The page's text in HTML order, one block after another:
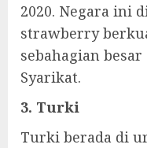
2020. Negara ini
strawberry
sebahagian
Syarikat.
3. Turki
Turki berada di